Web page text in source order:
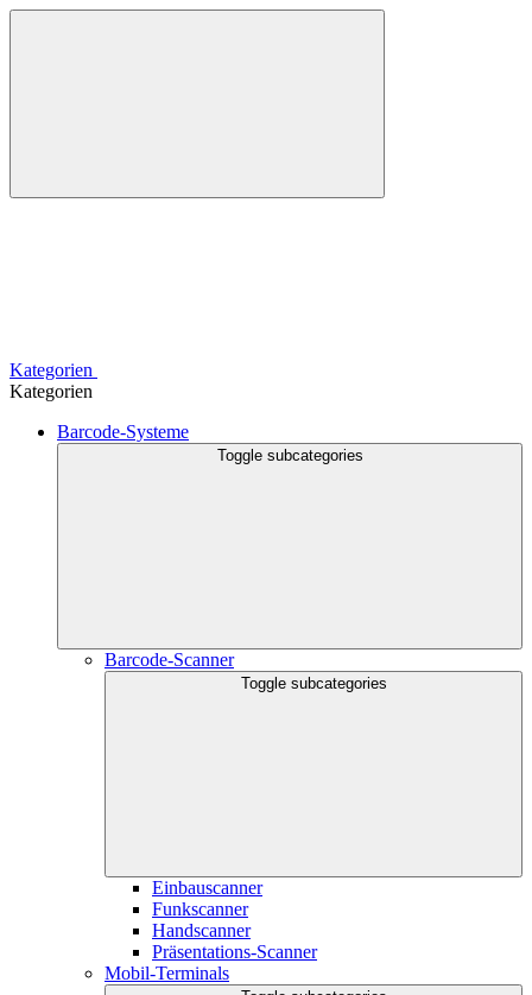
Kategorien
Kategorien
Barcode-Systeme
Toggle subcategories
Barcode-Scanner
Toggle subcategories
Einbauscanner
Funkscanner
Handscanner
Präsentations-Scanner
Mobil-Terminals